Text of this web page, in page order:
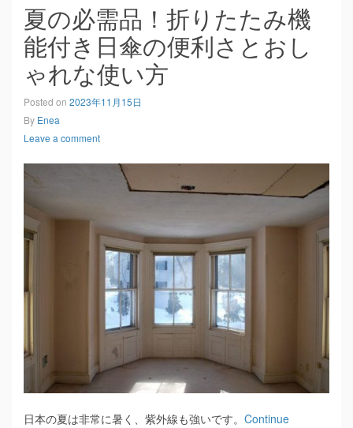
夏の必需品！折りたたみ機
能付き日傘の便利さとおし
ゃれな使い方
Posted on 2023年11月15日
By Enea
Leave a comment
日本の夏は非常に暑く、紫外線も強いです。 Continue